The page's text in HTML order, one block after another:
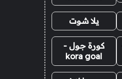
يلا شوت
كورة جول -
kora goal